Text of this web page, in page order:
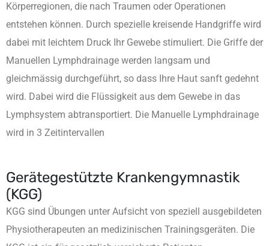
Körperregionen, die nach Traumen oder Operationen
entstehen können. Durch spezielle kreisende Handgriffe wird
dabei mit leichtem Druck Ihr Gewebe stimuliert. Die Griffe der
Manuellen Lymphdrainage werden langsam und
gleichmässig durchgeführt, so dass Ihre Haut sanft gedehnt
wird. Dabei wird die Flüssigkeit aus dem Gewebe in das
Lymphsystem abtransportiert. Die Manuelle Lymphdrainage
wird in 3 Zeitintervallen
Gerätegestützte Krankengymnastik
(KGG)
KGG sind Übungen unter Aufsicht von speziell ausgebildeten
Physiotherapeuten an medizinischen Trainingsgeräten. Die